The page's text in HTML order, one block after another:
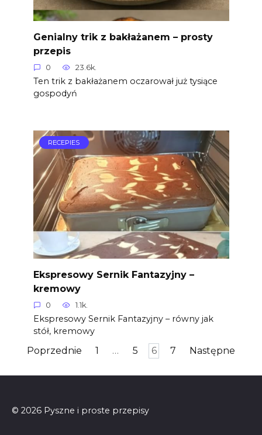
Genialny trik z bakłażanem – prosty
przepis
0 23.6k.
Ten trik z bakłażanem oczarował już tysiące
gospodyń
RECEPIES
Ekspresowy Sernik Fantazyjny –
kremowy
0 1.1k.
Ekspresowy Sernik Fantazyjny – równy jak
stół, kremowy
Stronicowanie
Poprzednie 1 … 5 6 7 Następne
© 2026 Pyszne i proste przepisy